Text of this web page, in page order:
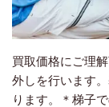
買取価格にご理
外しを行います
ります。＊梯子